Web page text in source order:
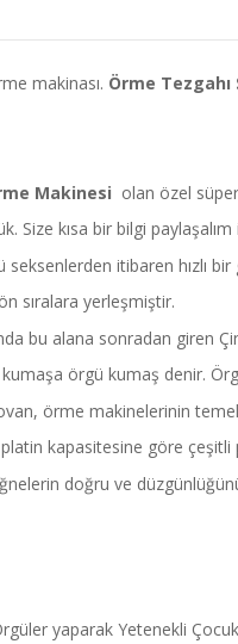
makinası. Örme
Makinesi olan özel
Size kısa bir bilgi paylaşalım
itibaren hızlı
sıralara yerleşmiştir.
bu alana sonradan giren
örgü kumaş denir.
örme makinelerinin
kapasitesine göre
doğru ve
yaparak Yetenekli